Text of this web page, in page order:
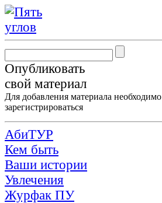
Опубликовать
свой материал
Для добавления материала необходимо
зарегистрироваться
АбиТУР
Кем быть
Ваши истории
Увлечения
Журфак ПУ